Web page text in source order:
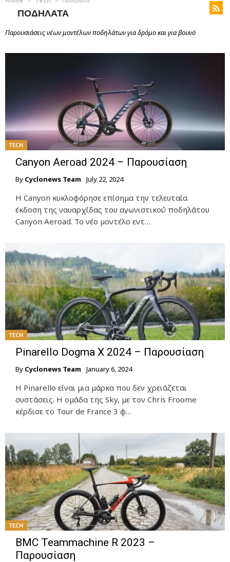
ΠΟΔΗΛΑΤΑ
Παρουσιάσεις νέων μοντέλων ποδηλάτων για δρόμο και για βουνό
TECH
Canyon Aeroad 2024 – Παρουσίαση
By Cyclonews Team July 22, 2024
Η Canyon κυκλοφόρησε επίσημα την τελευταία
έκδοση της ναυαρχίδας του αγωνιστικού ποδηλάτου
Canyon Aeroad. Το νέο μοντέλο εντ…
TECH
Pinarello Dogma X 2024 – Παρουσίαση
By Cyclonews Team January 6, 2024
H Pinarello είναι μια μάρκα που δεν χρειάζεται
συστάσεις. Η ομάδα της Sky, με τον Chris Froome
κέρδισε το Tour de France 3 φ…
TECH
BMC Teammachine R 2023 –
Παρουσίαση